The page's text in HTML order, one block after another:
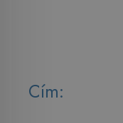
Cím: